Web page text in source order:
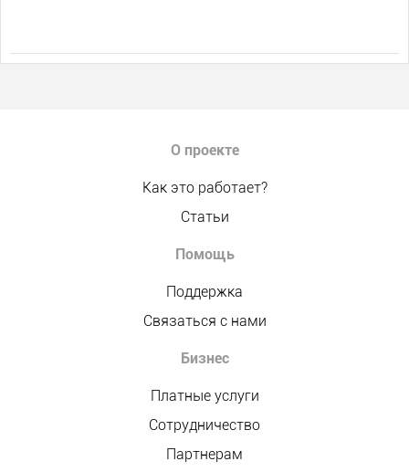
О проекте
Как это работает?
Статьи
Помощь
Поддержка
Связаться с нами
Бизнес
Платные услуги
Сотрудничество
Партнерам